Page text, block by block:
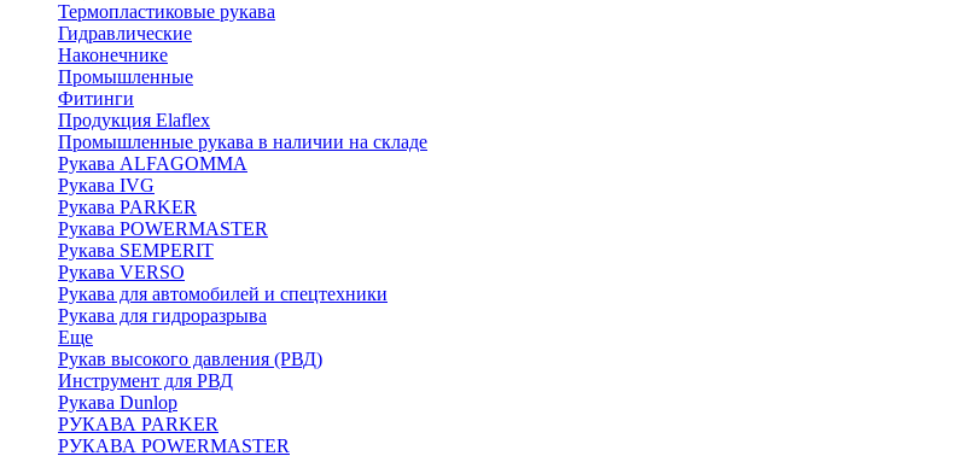
Термопластиковые рукава
Гидравлические
Наконечнике
Промышленные
Фитинги
Продукция Elaflex
Промышленные рукава в наличии на складе
Рукава ALFAGOMMA
Рукава IVG
Рукава PARKER
Рукава POWERMASTER
Рукава SEMPERIT
Рукава VERSO
Рукава для автомобилей и спецтехники
Рукава для гидроразрыва
Еще
Рукав высокого давления (РВД)
Инструмент для РВД
Рукава Dunlop
РУКАВА PARKER
РУКАВА POWERMASTER